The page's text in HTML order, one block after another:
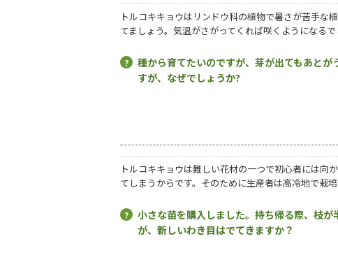
トルコキキョウはリンドウ科の植物で暑さが苦手な
てましょう。気温がさがってくれば咲くようになるで
種から育てたいのですが、芽が出てもあと
すが、なぜでしょうか?
トルコキキョウは難しい花材の一つで初心者には向
てしまうからです。そのために生産者は高冷地で栽
小さな苗を購入しました。持ち帰る際、枝
が、新しいわき目はでてきますか？